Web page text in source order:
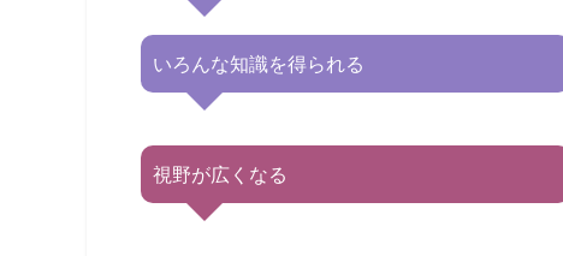
いろんな知識を得られる
視野が広くなる